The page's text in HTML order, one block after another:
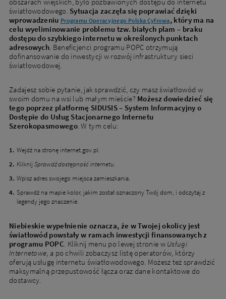
światłowodowego. Sytuacja zaczęła się poprawiać dzięki
wprowadzeniu Programu Operacyjnego Polska Cyfrowa, który ma na
celu wyeliminowanie problemu tzw. białych plam – braku
dostępu do szybkiego internetu w określonych punktach
adresowych. Beneficjenci programu POPC otrzymują
dofinansowanie do inwestycji w rozwój infrastruktury sieci
światłowodowej.
Zadajesz sobie pytanie, jak sprawdzić, czy masz światłowód w
swoim domu na wsi lub małym mieście? Możesz dowiedzieć się
tego poprzez platformę SIDUSIS – System Informacyjny o
Dostępie do Usług Stacjonarnego Internetu
Szerokopasmowego. W tym celu:
Wejdź na stronę internet.gov.pl.
Kliknij Sprawdź dostępność internetu.
Wpisz adres swojego miejsca zamieszkania.
Sprawdź na mapie kolor, jakim został oznaczony Twój dom, i odczytaj z
legendy jego znaczenie.
Niebieskie wypełnienie oznacza, że w Twojej okolicy jest
światłowód powstały w ramach inwestycji finansowanych z
programu POPC. Kliknij menu po lewej stronie w Usługi
Internetowe, a po chwili zobaczysz listę operatorów, którzy
oferują usługę internetu światłowodowego. Możesz też sprawdzić
maksymalną przepustowość łącza oraz dane kontaktowe do
dostawcy.